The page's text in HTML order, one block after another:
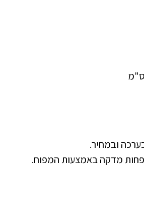
ובמחיר.
מדקה באמצעות המפוח.